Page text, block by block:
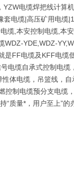
电缆焊把线计算
电缆|高压矿用电缆
缆,本安控制电缆,本
WDZ-YDE,WDZ-
是FF电缆及KFF电缆
电缆自承式控制电缆
体电缆，吊篮线，
制电缆预分支电缆
“质量*，用户至上”的